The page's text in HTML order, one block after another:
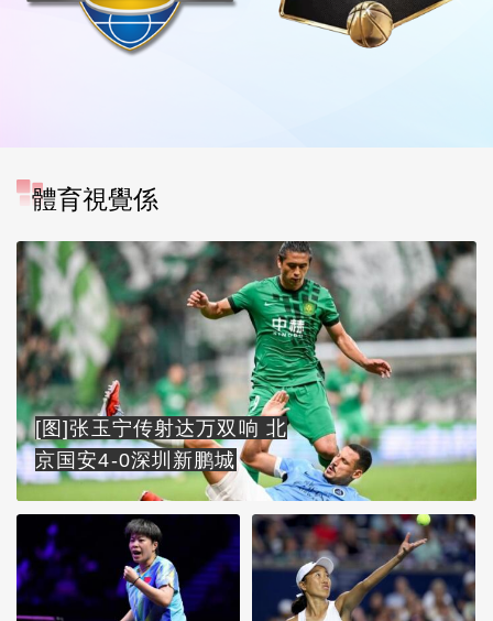
體育視覺係
[图]张玉宁传射达万双响 北
京国安4-0深圳新鹏城